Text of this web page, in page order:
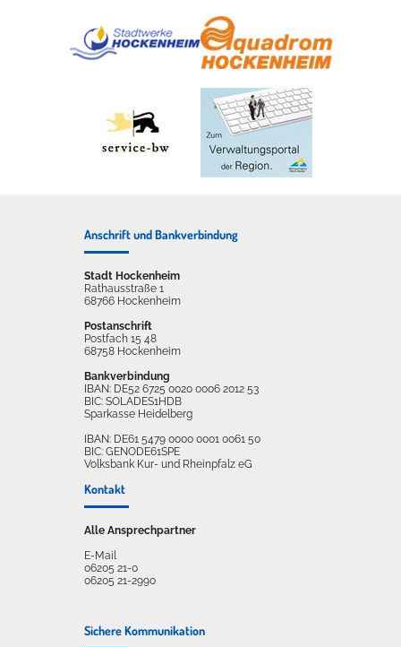
Anschrift und Bankverbindung
Stadt Hockenheim
Rathausstraße 1
68766 Hockenheim
Postanschrift
Postfach 15 48
68758 Hockenheim
Bankverbindung
IBAN: DE52 6725 0020 0006 2012 53
BIC: SOLADES1HDB
Sparkasse Heidelberg
IBAN: DE61 5479 0000 0001 0061 50
BIC: GENODE61SPE
Volksbank Kur- und Rheinpfalz eG
Kontakt
Alle Ansprechpartner
E-Mail
06205 21-0
06205 21-2990
Sichere Kommunikation